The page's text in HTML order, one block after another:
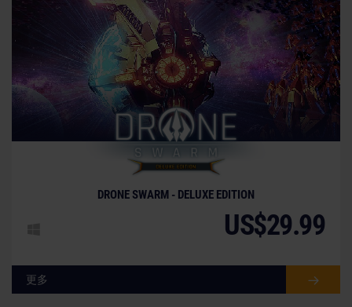
DRONE SWARM - DELUXE EDITION
US$29.99
更多